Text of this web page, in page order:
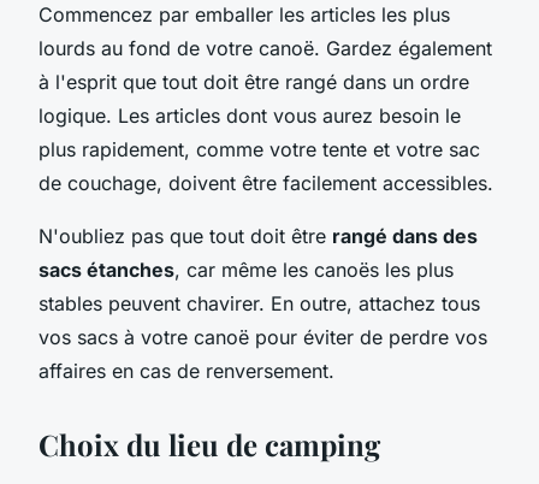
Commencez par emballer les articles les plus
lourds au fond de votre canoë. Gardez également
à l'esprit que tout doit être rangé dans un ordre
logique. Les articles dont vous aurez besoin le
plus rapidement, comme votre tente et votre sac
de couchage, doivent être facilement accessibles.
N'oubliez pas que tout doit être rangé dans des
sacs étanches, car même les canoës les plus
stables peuvent chavirer. En outre, attachez tous
vos sacs à votre canoë pour éviter de perdre vos
affaires en cas de renversement.
Choix du lieu de camping